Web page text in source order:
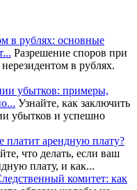
в рублях: основные
Разрешение споров при
в рублях.
убытков: примеры,
Узнайте, как заключить
убытков и успешно
платит арендную плату?
что делать, если ваш
плату, и как...
комитет: как